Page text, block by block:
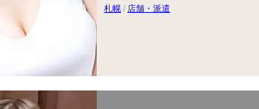
札幌/ 店舗・派遣